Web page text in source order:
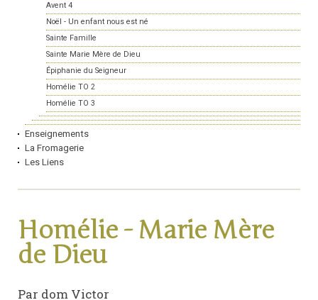
Avent 4
Noël - Un enfant nous est né
Sainte Famille
Sainte Marie Mère de Dieu
Épiphanie du Seigneur
Homélie TO 2
Homélie TO 3
Enseignements
La Fromagerie
Les Liens
Homélie - Marie Mère
de Dieu
Par dom Victor